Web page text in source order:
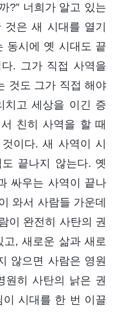
?” 너희가 알고 있는
것은 새 시대를 열기
동시에 옛 시대도 끝
. 그가 직접 사역을
것도 그가 직접 해야
치고 세상을 이긴 증
친히 사역을 할 때
이다. 새 사역이 시
끝나지 않는다. 옛
싸우는 사역이 끝나
와서 사람들 가운데
이 완전히 사탄의 권
, 새로운 삶과 새로
않으면 사람은 영원
원히 사탄의 낡은 권
시대를 한 번 이끌